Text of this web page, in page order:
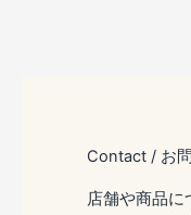
Contact / お
店舗や商品に